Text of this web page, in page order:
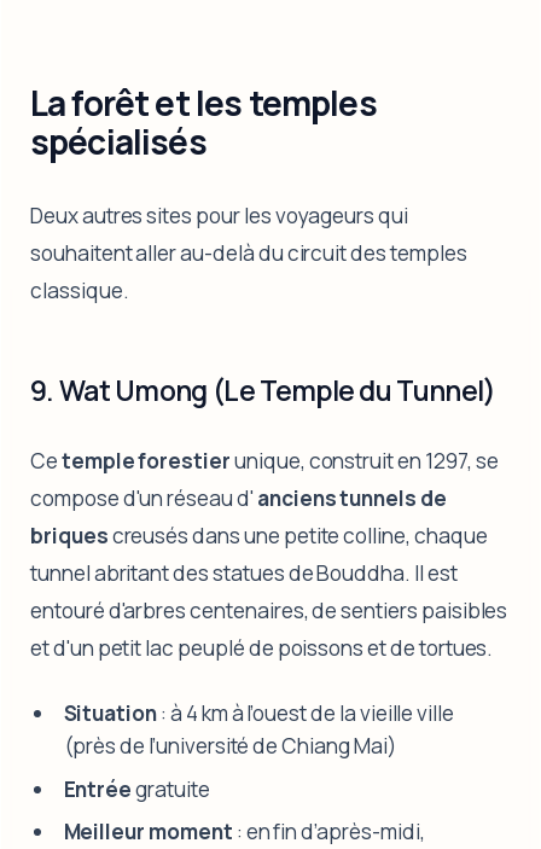
La forêt et les temples
spécialisés
Deux autres sites pour les voyageurs qui
souhaitent aller au-delà du circuit des temples
classique.
9. Wat Umong (Le Temple du Tunnel)
Cetemple forestierunique, construit en 1297, se
compose d'un réseau d' anciens tunnels de
briquescreusés dans une petite colline, chaque
tunnel abritant des statues de Bouddha. Il est
entouré d'arbres centenaires, de sentiers paisibles
et d'un petit lac peuplé de poissons et de tortues.
Situation: à 4 km à l’ouest de la vieille ville
(près de l’université de Chiang Mai)
Entréegratuite
Meilleur moment : en fin d’après-midi,